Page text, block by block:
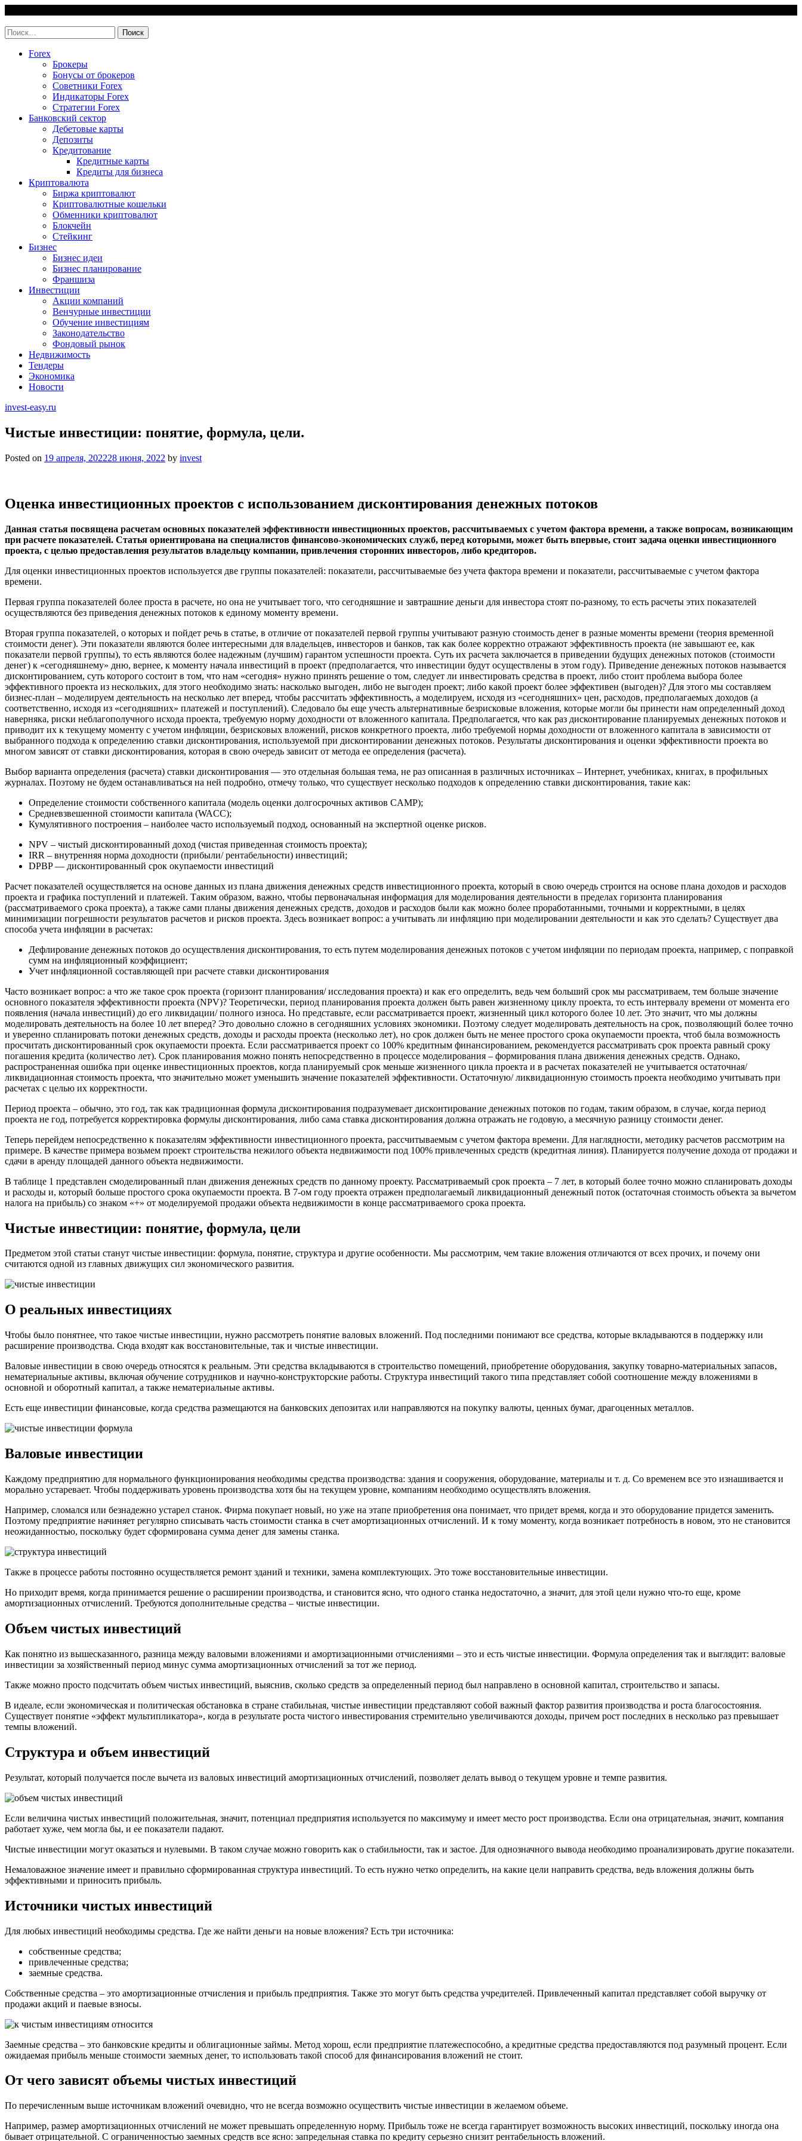
content
Найти:
Forex
Брокеры
Бонусы от брокеров
Советники Forex
Индикаторы Forex
Стратегии Forex
Банковский сектор
Дебетовые карты
Депозиты
Кредитование
Кредитные карты
Кредиты для бизнеса
Криптовалюта
Биржа криптовалют
Криптовалютные кошельки
Обменники криптовалют
Блокчейн
Стейкинг
Бизнес
Бизнес идеи
Бизнес планирование
Франшиза
Инвестиции
Акции компаний
Венчурные инвестиции
Обучение инвестициям
Законодательство
Фондовый рынок
Недвижимость
Тендеры
Экономика
Новости
invest-easy.ru
Чистые инвестиции: понятие, формула, цели.
Posted on 19 апреля, 202228 июня, 2022 by invest
Оценка инвестиционных проектов с использованием дисконтирования денежных потоков
Данная статья посвящена расчетам основных показателей эффективности инвестиционных проектов, рассчитываемых с учетом фактора времени, а также вопросам, возникающим
при расчете показателей. Статья ориентирована на специалистов финансово-экономических служб, перед которыми, может быть впервые, стоит задача оценки инвестиционного
проекта, с целью предоставления результатов владельцу компании, привлечения сторонних инвесторов, либо кредиторов.
Для оценки инвестиционных проектов используется две группы показателей: показатели, рассчитываемые без учета фактора времени и показатели, рассчитываемые с учетом фактора
времени.
Первая группа показателей более проста в расчете, но она не учитывает того, что сегодняшние и завтрашние деньги для инвестора стоят по-разному, то есть расчеты этих показателей
осуществляются без приведения денежных потоков к единому моменту времени.
Вторая группа показателей, о которых и пойдет речь в статье, в отличие от показателей первой группы учитывают разную стоимость денег в разные моменты времени (теория временной
стоимости денег). Эти показатели являются более интересными для владельцев, инвесторов и банков, так как более корректно отражают эффективность проекта (не завышают ее, как
показатели первой группы), то есть являются более надежным (лучшим) гарантом успешности проекта. Суть их расчета заключается в приведении будущих денежных потоков (стоимости
денег) к «сегодняшнему» дню, вернее, к моменту начала инвестиций в проект (предполагается, что инвестиции будут осуществлены в этом году). Приведение денежных потоков называется
дисконтированием, суть которого состоит в том, что нам «сегодня» нужно принять решение о том, следует ли инвестировать средства в проект, либо стоит проблема выбора более
эффективного проекта из нескольких, для этого необходимо знать: насколько выгоден, либо не выгоден проект; либо какой проект более эффективен (выгоден)? Для этого мы составляем
бизнес-план – моделируем деятельность на несколько лет вперед, чтобы рассчитать эффективность, а моделируем, исходя из «сегодняшних» цен, расходов, предполагаемых доходов (а
соответственно, исходя из «сегодняшних» платежей и поступлений). Следовало бы еще учесть альтернативные безрисковые вложения, которые могли бы принести нам определенный доход
наверняка, риски неблагополучного исхода проекта, требуемую норму доходности от вложенного капитала. Предполагается, что как раз дисконтирование планируемых денежных потоков и
приводит их к текущему моменту с учетом инфляции, безрисковых вложений, рисков конкретного проекта, либо требуемой нормы доходности от вложенного капитала в зависимости от
выбранного подхода к определению ставки дисконтирования, используемой при дисконтировании денежных потоков. Результаты дисконтирования и оценки эффективности проекта во
многом зависят от ставки дисконтирования, которая в свою очередь зависит от метода ее определения (расчета).
Выбор варианта определения (расчета) ставки дисконтирования — это отдельная большая тема, не раз описанная в различных источниках – Интернет, учебниках, книгах, в профильных
журналах. Поэтому не будем останавливаться на ней подробно, отмечу только, что существует несколько подходов к определению ставки дисконтирования, такие как:
Определение стоимости собственного капитала (модель оценки долгосрочных активов CAMP);
Средневзвешенной стоимости капитала (WACC);
Кумулятивного построения – наиболее часто используемый подход, основанный на экспертной оценке рисков.
NPV – чистый дисконтированный доход (чистая приведенная стоимость проекта);
IRR – внутренняя норма доходности (прибыли/ рентабельности) инвестиций;
DPBP — дисконтированный срок окупаемости инвестиций
Расчет показателей осуществляется на основе данных из плана движения денежных средств инвестиционного проекта, который в свою очередь строится на основе плана доходов и расходов
проекта и графика поступлений и платежей. Таким образом, важно, чтобы первоначальная информация для моделирования деятельности в пределах горизонта планирования
(рассматриваемого срока проекта), а также сами планы движения денежных средств, доходов и расходов были как можно более проработанными, точными и корректными, в целях
минимизации погрешности результатов расчетов и рисков проекта. Здесь возникает вопрос: а учитывать ли инфляцию при моделировании деятельности и как это сделать? Существует два
способа учета инфляции в расчетах:
Дефлирование денежных потоков до осуществления дисконтирования, то есть путем моделирования денежных потоков с учетом инфляции по периодам проекта, например, с поправкой
сумм на инфляционный коэффициент;
Учет инфляционной составляющей при расчете ставки дисконтирования
Часто возникает вопрос: а что же такое срок проекта (горизонт планирования/ исследования проекта) и как его определить, ведь чем больший срок мы рассматриваем, тем больше значение
основного показателя эффективности проекта (NPV)? Теоретически, период планирования проекта должен быть равен жизненному циклу проекта, то есть интервалу времени от момента его
появления (начала инвестиций) до его ликвидации/ полного износа. Но представьте, если рассматривается проект, жизненный цикл которого более 10 лет. Это значит, что мы должны
моделировать деятельность на более 10 лет вперед? Это довольно сложно в сегодняшних условиях экономики. Поэтому следует моделировать деятельность на срок, позволяющий более точно
и уверенно спланировать потоки денежных средств, доходы и расходы проекта (несколько лет), но срок должен быть не менее простого срока окупаемости проекта, чтоб была возможность
просчитать дисконтированный срок окупаемости проекта. Если рассматривается проект со 100% кредитным финансированием, рекомендуется рассматривать срок проекта равный сроку
погашения кредита (количество лет). Срок планирования можно понять непосредственно в процессе моделирования – формирования плана движения денежных средств. Однако,
распространенная ошибка при оценке инвестиционных проектов, когда планируемый срок меньше жизненного цикла проекта и в расчетах показателей не учитывается остаточная/
ликвидационная стоимость проекта, что значительно может уменьшить значение показателей эффективности. Остаточную/ ликвидационную стоимость проекта необходимо учитывать при
расчетах с целью их корректности.
Период проекта – обычно, это год, так как традиционная формула дисконтирования подразумевает дисконтирование денежных потоков по годам, таким образом, в случае, когда период
проекта не год, потребуется корректировка формулы дисконтирования, либо сама ставка дисконтирования должна отражать не годовую, а месячную разницу стоимости денег.
Теперь перейдем непосредственно к показателям эффективности инвестиционного проекта, рассчитываемым с учетом фактора времени. Для наглядности, методику расчетов рассмотрим на
примере. В качестве примера возьмем проект строительства нежилого объекта недвижимости под 100% привлеченных средств (кредитная линия). Планируется получение дохода от продажи и
сдачи в аренду площадей данного объекта недвижимости.
В таблице 1 представлен смоделированный план движения денежных средств по данному проекту. Рассматриваемый срок проекта – 7 лет, в который более точно можно спланировать доходы
и расходы и, который больше простого срока окупаемости проекта. В 7-ом году проекта отражен предполагаемый ликвидационный денежный поток (остаточная стоимость объекта за вычетом
налога на прибыль) со знаком «+» от моделируемой продажи объекта недвижимости в конце рассматриваемого срока проекта.
Чистые инвестиции: понятие, формула, цели
Предметом этой статьи станут чистые инвестиции: формула, понятие, структура и другие особенности. Мы рассмотрим, чем такие вложения отличаются от всех прочих, и почему они
считаются одной из главных движущих сил экономического развития.
О реальных инвестициях
Чтобы было понятнее, что такое чистые инвестиции, нужно рассмотреть понятие валовых вложений. Под последними понимают все средства, которые вкладываются в поддержку или
расширение производства. Сюда входят как восстановительные, так и чистые инвестиции.
Валовые инвестиции в свою очередь относятся к реальным. Эти средства вкладываются в строительство помещений, приобретение оборудования, закупку товарно-материальных запасов,
нематериальные активы, включая обучение сотрудников и научно-конструкторские работы. Структура инвестиций такого типа представляет собой соотношение между вложениями в
основной и оборотный капитал, а также нематериальные активы.
Есть еще инвестиции финансовые, когда средства размещаются на банковских депозитах или направляются на покупку валюты, ценных бумаг, драгоценных металлов.
Валовые инвестиции
Каждому предприятию для нормального функционирования необходимы средства производства: здания и сооружения, оборудование, материалы и т. д. Со временем все это изнашивается и
морально устаревает. Чтобы поддерживать уровень производства хотя бы на текущем уровне, компаниям необходимо осуществлять вложения.
Например, сломался или безнадежно устарел станок. Фирма покупает новый, но уже на этапе приобретения она понимает, что придет время, когда и это оборудование придется заменить.
Поэтому предприятие начиняет регулярно списывать часть стоимости станка в счет амортизационных отчислений. И к тому моменту, когда возникает потребность в новом, это не становится
неожиданностью, поскольку будет сформирована сумма денег для замены станка.
Также в процессе работы постоянно осуществляется ремонт зданий и техники, замена комплектующих. Это тоже восстановительные инвестиции.
Но приходит время, когда принимается решение о расширении производства, и становится ясно, что одного станка недостаточно, а значит, для этой цели нужно что-то еще, кроме
амортизационных отчислений. Требуются дополнительные средства – чистые инвестиции.
Объем чистых инвестиций
Как понятно из вышесказанного, разница между валовыми вложениями и амортизационными отчислениями – это и есть чистые инвестиции. Формула определения так и выглядит: валовые
инвестиции за хозяйственный период минус сумма амортизационных отчислений за тот же период.
Также можно просто подсчитать объем чистых инвестиций, выяснив, сколько средств за определенный период был направлено в основной капитал, строительство и запасы.
В идеале, если экономическая и политическая обстановка в стране стабильная, чистые инвестиции представляют собой важный фактор развития производства и роста благосостояния.
Существует понятие «эффект мультипликатора», когда в результате роста чистого инвестирования стремительно увеличиваются доходы, причем рост последних в несколько раз превышает
темпы вложений.
Структура и объем инвестиций
Результат, который получается после вычета из валовых инвестиций амортизационных отчислений, позволяет делать вывод о текущем уровне и темпе развития.
Если величина чистых инвестиций положительная, значит, потенциал предприятия используется по максимуму и имеет место рост производства. Если она отрицательная, значит, компания
работает хуже, чем могла бы, и ее показатели падают.
Чистые инвестиции могут оказаться и нулевыми. В таком случае можно говорить как о стабильности, так и застое. Для однозначного вывода необходимо проанализировать другие показатели.
Немаловажное значение имеет и правильно сформированная структура инвестиций. То есть нужно четко определить, на какие цели направить средства, ведь вложения должны быть
эффективными и приносить прибыль.
Источники чистых инвестиций
Для любых инвестиций необходимы средства. Где же найти деньги на новые вложения? Есть три источника:
собственные средства;
привлеченные средства;
заемные средства.
Собственные средства – это амортизационные отчисления и прибыль предприятия. Также это могут быть средства учредителей. Привлеченный капитал представляет собой выручку от
продажи акций и паевые взносы.
Заемные средства – это банковские кредиты и облигационные займы. Метод хорош, если предприятие платежеспособно, а кредитные средства предоставляются под разумный процент. Если
ожидаемая прибыль меньше стоимости заемных денег, то использовать такой способ для финансирования вложений не стоит.
От чего зависят объемы чистых инвестиций
По перечисленным выше источникам вложений очевидно, что не всегда возможно осуществить чистые инвестиции в желаемом объеме.
Например, размер амортизационных отчислений не может превышать определенную норму. Прибыль тоже не всегда гарантирует возможность высоких инвестиций, поскольку иногда она
бывает отрицательной. С ограниченностью заемных средств все ясно: запредельная ставка по кредиту серьезно снизит рентабельность вложений.